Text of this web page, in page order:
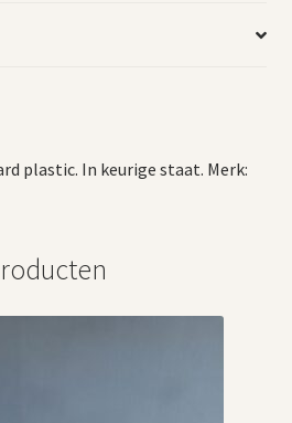
plastic. In keurige staat. Merk: